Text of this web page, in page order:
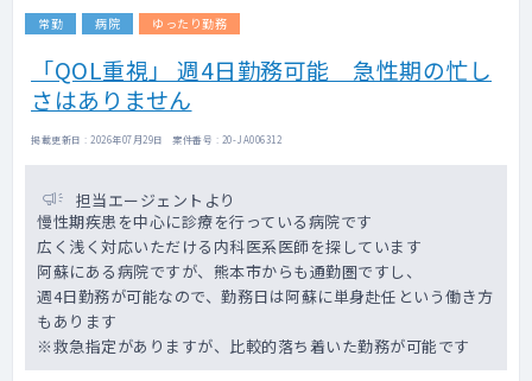
常勤 病院 ゆったり勤務
「QOL重視」 週4日勤務可能 急性期の忙し
さはありません
掲載更新日 : 2026年07月29日 案件番号 : 20-JA006312
担当エージェントより
慢性期疾患を中心に診療を行っている病院です
広く浅く対応いただける内科医系医師を探しています
阿蘇にある病院ですが、熊本市からも通勤圏ですし、
週4日勤務が可能なので、勤務日は阿蘇に単身赴任という働き方
もあります
※救急指定がありますが、比較的落ち着いた勤務が可能です